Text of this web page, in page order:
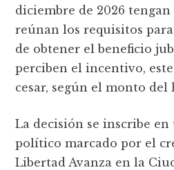
diciembre de 2026 tengan
reúnan los requisitos
de obtener el beneficio
perciben el incentivo,
cesar, según el monto
La decisión se inscribe
político marcado por el
Libertad Avanza en la